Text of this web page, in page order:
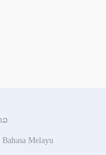
ວ
Bahasa Melayu